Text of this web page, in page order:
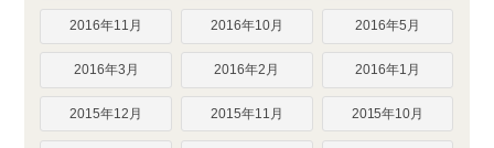
2016年11月 2016年10月 2016年5月
2016年3月 2016年2月 2016年1月
2015年12月 2015年11月 2015年10月